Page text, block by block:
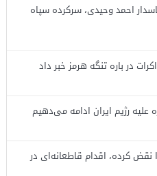
احمد وحیدی، سرکرده سپاه
در باره تنگه هرمز خبر داد
علیه رژیم ایران ادامه می‌دهیم
کرده، اقدام قاطعانه‌ای در